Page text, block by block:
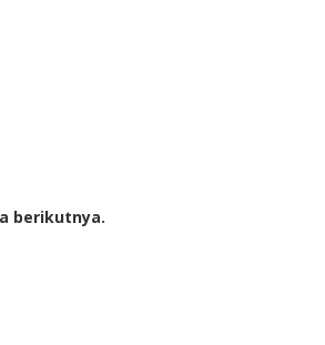
berikutnya.